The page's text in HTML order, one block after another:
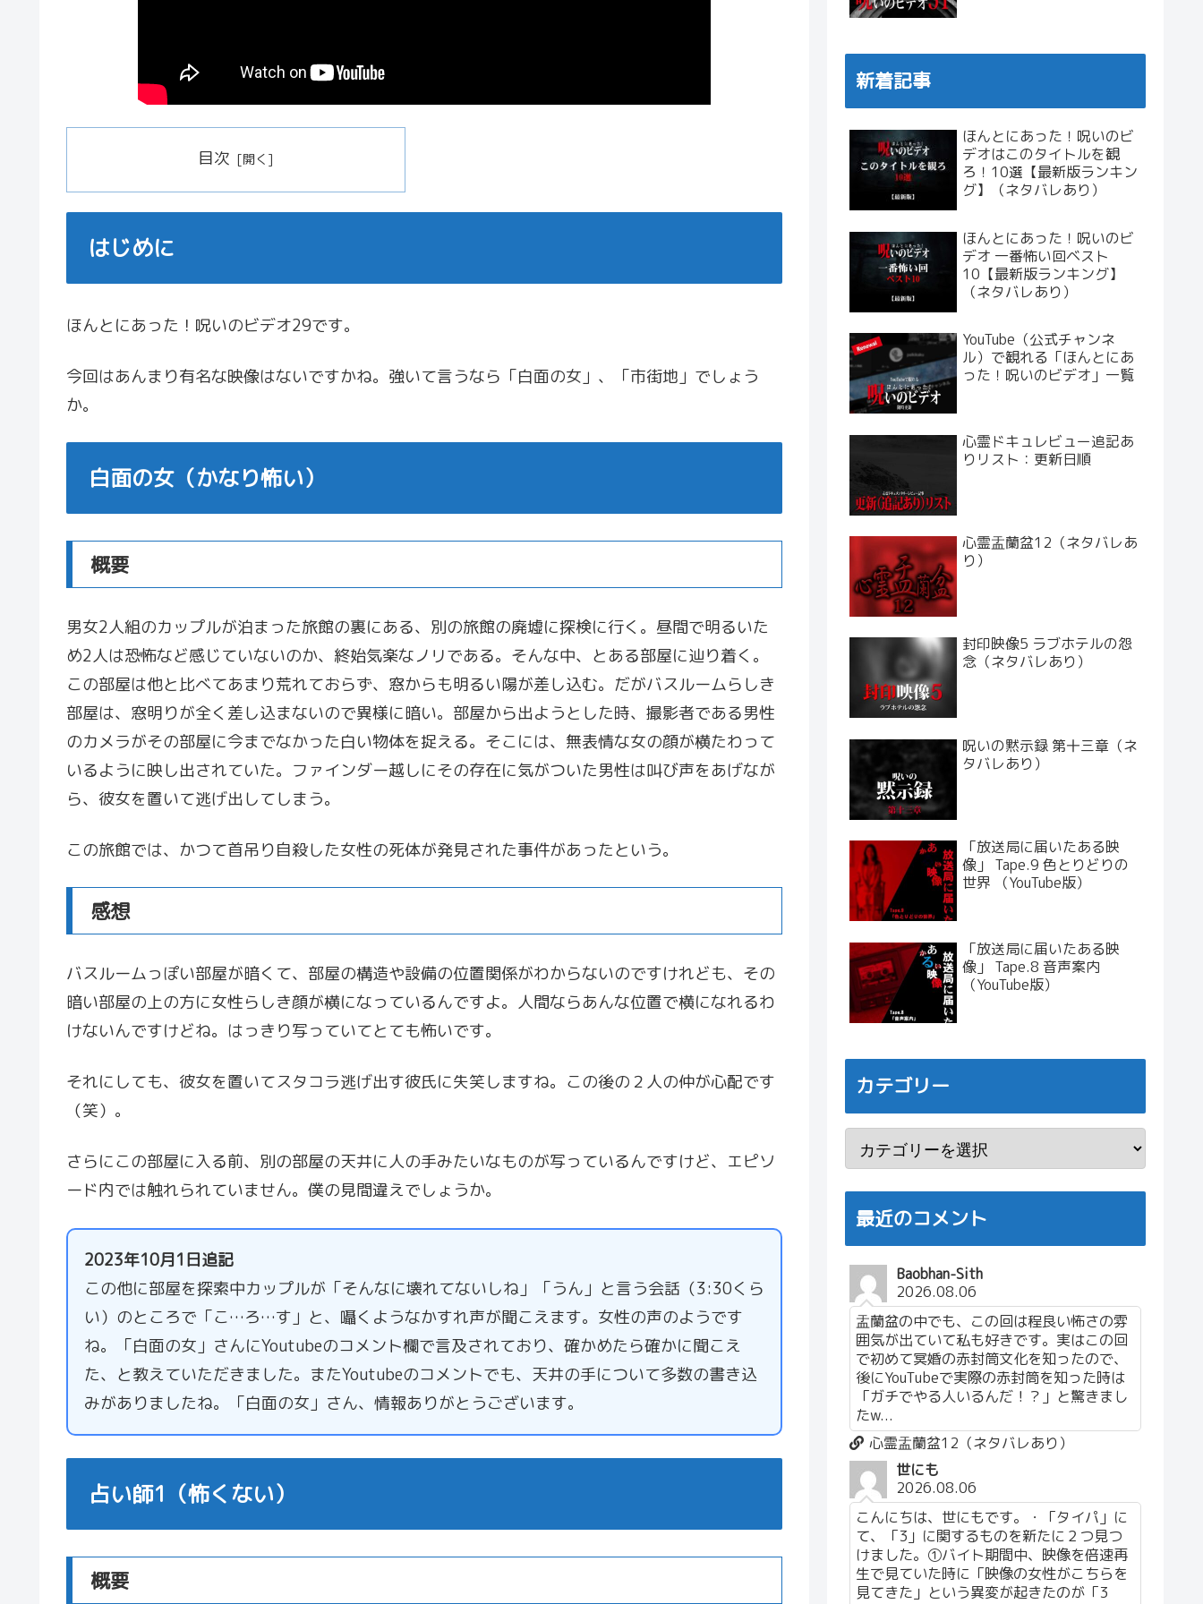
目次
はじめに
ほんとにあった！呪いのビデオ29です。
今回はあんまり有名な映像はないですかね。強いて言うなら「白面の女」、「市街地」でしょう
か。
白面の女（かなり怖い）
概要
男女2人組のカップルが泊まった旅館の裏にある、別の旅館の廃墟に探検に行く。昼間で明るいた
め2人は恐怖など感じていないのか、終始気楽なノリである。そんな中、とある部屋に辿り着く。
この部屋は他と比べてあまり荒れておらず、窓からも明るい陽が差し込む。だがバスルームらしき
部屋は、窓明りが全く差し込まないので異様に暗い。部屋から出ようとした時、撮影者である男性
のカメラがその部屋に今までなかった白い物体を捉える。そこには、無表情な女の顔が横たわって
いるように映し出されていた。ファインダー越しにその存在に気がついた男性は叫び声をあげなが
ら、彼女を置いて逃げ出してしまう。
この旅館では、かつて首吊り自殺した女性の死体が発見された事件があったという。
感想
バスルームっぽい部屋が暗くて、部屋の構造や設備の位置関係がわからないのですけれども、その
暗い部屋の上の方に女性らしき顔が横になっているんですよ。人間ならあんな位置で横になれるわ
けないんですけどね。はっきり写っていてとても怖いです。
それにしても、彼女を置いてスタコラ逃げ出す彼氏に失笑しますね。この後の２人の仲が心配です
（笑）。
さらにこの部屋に入る前、別の部屋の天井に人の手みたいなものが写っているんですけど、エピソ
ード内では触れられていません。僕の見間違えでしょうか。
2023年10月1日追記
この他に部屋を探索中カップルが「そんなに壊れてないしね」「うん」と言う会話（3:30くら
い）のところで「こ…ろ…す」と、囁くようなかすれ声が聞こえます。女性の声のようです
ね。「白面の女」さんにYoutubeのコメント欄で言及されており、確かめたら確かに聞こえ
た、と教えていただきました。またYoutubeのコメントでも、天井の手について多数の書き込
みがありましたね。「白面の女」さん、情報ありがとうございます。
占い師1（怖くない）
概要
新着記事
ほんとにあった！呪いのビ
デオはこのタイトルを観
ろ！10選【最新版ランキン
グ】（ネタバレあり）
ほんとにあった！呪いのビ
デオ 一番怖い回ベスト
10【最新版ランキング】
（ネタバレあり）
YouTube（公式チャンネ
ル）で観れる「ほんとにあ
った！呪いのビデオ」一覧
心霊ドキュレビュー追記あ
りリスト：更新日順
心霊盂蘭盆12（ネタバレあ
り）
封印映像5 ラブホテルの怨
念（ネタバレあり）
呪いの黙示録 第十三章（ネ
タバレあり）
「放送局に届いたある映
像」 Tape.9 色とりどりの
世界 （YouTube版）
「放送局に届いたある映
像」 Tape.8 音声案内
（YouTube版）
カテゴリー
最近のコメント
Baobhan-Sith
2026.08.06
盂蘭盆の中でも、この回は程良い怖さの雰
囲気が出ていて私も好きです。実はこの回
で初めて冥婚の赤封筒文化を知ったので、
後にYouTubeで実際の赤封筒を知った時は
「ガチでやる人いるんだ！？」と驚きまし
たw...
心霊盂蘭盆12（ネタバレあり）
世にも
2026.08.06
こんにちは、世にもです。・「タイパ」に
て、「3」に関するものを新たに２つ見つ
けました。①バイト期間中、映像を倍速再
生で見ていた時に「映像の女性がこちらを
見てきた」という異変が起きたのが「3